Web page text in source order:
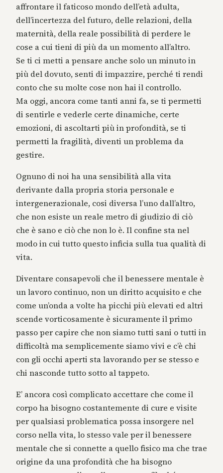
affrontare il faticoso mondo dell’età adulta,
dell’incertezza del futuro, delle relazioni, della
maternità, della reale possibilità di perdere le
cose a cui tieni di più da un momento all’altro.
Se ti ci metti a pensare anche solo un minuto in
più del dovuto, senti di impazzire, perché ti rendi
conto che su molte cose non hai il controllo.
Ma oggi, ancora come tanti anni fa, se ti permetti
di sentirle e vederle certe dinamiche, certe
emozioni, di ascoltarti più in profondità, se ti
permetti la fragilità, diventi un problema da
gestire.
Ognuno di noi ha una sensibilità alla vita
derivante dalla propria storia personale e
intergenerazionale, cosi diversa l’uno dall’altro,
che non esiste un reale metro di giudizio di ciò
che è sano e ciò che non lo è. Il confine sta nel
modo in cui tutto questo inficia sulla tua qualità di
vita.
Diventare consapevoli che il benessere mentale è
un lavoro continuo, non un diritto acquisito e che
come un’onda a volte ha picchi più elevati ed altri
scende vorticosamente è sicuramente il primo
passo per capire che non siamo tutti sani o tutti in
difficoltà ma semplicemente siamo vivi e c’è chi
con gli occhi aperti sta lavorando per se stesso e
chi nasconde tutto sotto al tappeto.
E’ ancora così complicato accettare che come il
corpo ha bisogno costantemente di cure e visite
per qualsiasi problematica possa insorgere nel
corso nella vita, lo stesso vale per il benessere
mentale che si connette a quello fisico ma che trae
origine da una profondità che ha bisogno